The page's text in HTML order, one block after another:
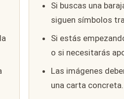
Si buscas una
siguen símbolos
Si estás
o si necesitarás
Las imágenes
una carta concreta.